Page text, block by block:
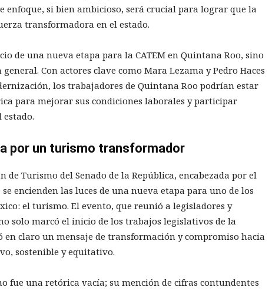
enfoque, si bien ambicioso, será crucial para lograr que la
transformadora en el estado.
de una nueva etapa para la CATEM en Quintana Roo, sino
Con actores clave como Mara Lezama y Pedro Haces
los trabajadores de Quintana Roo podrían estar
para mejorar sus condiciones laborales y participar
por un turismo transformador
de Turismo del Senado de la República, encabezada por el
encienden las luces de una nueva etapa para uno de los
el turismo. El evento, que reunió a legisladores y
solo marcó el inicio de los trabajos legislativos de la
en claro un mensaje de transformación y compromiso hacia
sostenible y equitativo.
fue una retórica vacía; su mención de cifras contundentes